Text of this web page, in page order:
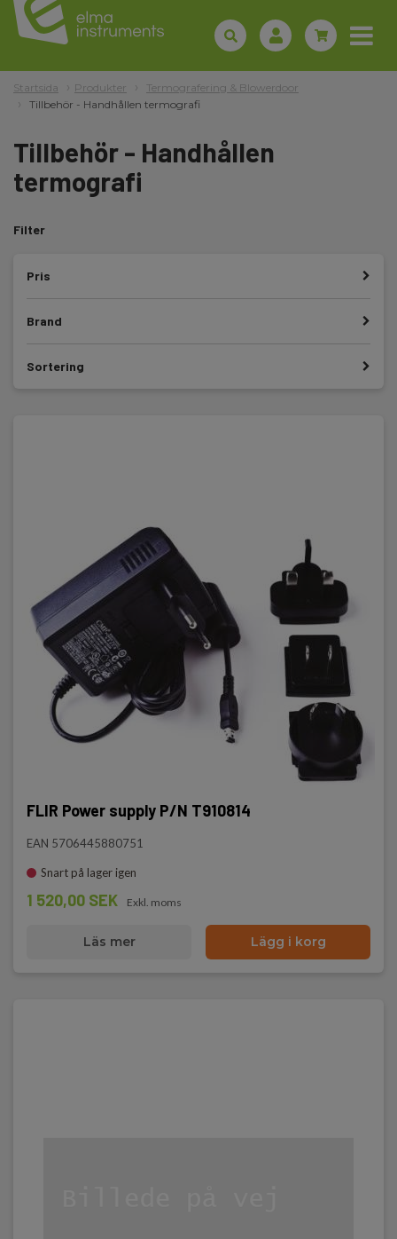
Startsida Produkter
Termografering & Blowerdoor
Tillbehör - Handhållen termografi
Tillbehör - Handhållen
termografi
Filter
Pris
Brand
Sortering
FLIR Power supply P/N T910814
EAN 5706445880751
Snart på lager igen
1 520,00 SEK Exkl. moms
Läs mer Lägg i korg